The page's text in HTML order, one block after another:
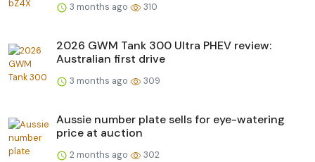
3 months ago 310
2026 GWM Tank 300 Ultra PHEV review:
Australian first drive
3 months ago 309
Aussie number plate sells for eye-watering
price at auction
2 months ago 302